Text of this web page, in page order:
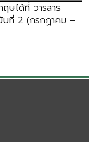
ษได้ที่ วารสาร
บที่ 2 (กรกฏาคม –